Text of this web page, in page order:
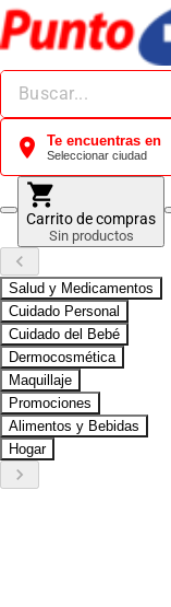
location_on Te encuentras en
Seleccionar ciudad
shopping_cart
Carrito de compras
Sin productos
keyboard_arrow_left
Salud y Medicamentos
Cuidado Personal
Cuidado del Bebé
Dermocosmética
Maquillaje
Promociones
Alimentos y Bebidas
Hogar
keyboard_arrow_right